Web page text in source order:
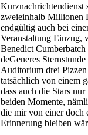
Kurznachrichtendienst
zweieinhalb Millionen
endgültig auch bei
Veranstaltung Einzug,
Benedict
deGeneres
Auditorium drei
tatsächlich von einem
dass auch die Stars
beiden Momente,
die mir von einer doch
Erinnerung bleiben